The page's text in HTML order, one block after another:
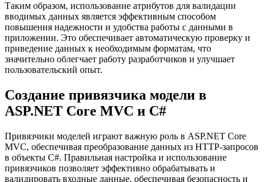
Таким образом, использование атрибутов для валидации
вводимых данных является эффективным способом
повышения надежности и удобства работы с данными в
приложении. Это обеспечивает автоматическую проверку и
приведение данных к необходимым форматам, что
значительно облегчает работу разработчиков и улучшает
пользовательский опыт.
Создание привязчика модели в
ASP.NET Core MVC и C#
Привязчики моделей играют важную роль в ASP.NET Core
MVC, обеспечивая преобразование данных из HTTP-запросов
в объекты C#. Правильная настройка и использование
привязчиков позволяет эффективно обрабатывать и
валидировать входные данные, обеспечивая безопасность и